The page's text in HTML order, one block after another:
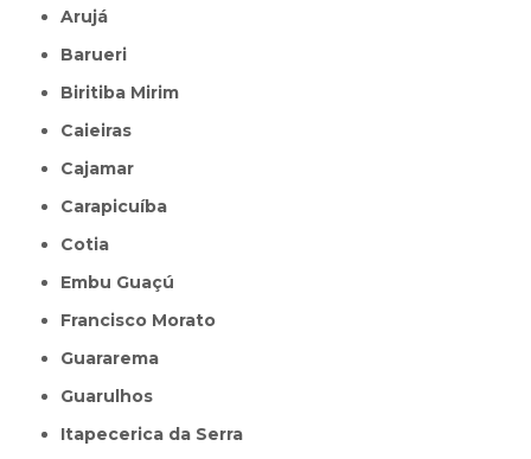
Arujá
Barueri
Biritiba Mirim
Caieiras
Cajamar
Carapicuíba
Cotia
Embu Guaçú
Francisco Morato
Guararema
Guarulhos
Itapecerica da Serra